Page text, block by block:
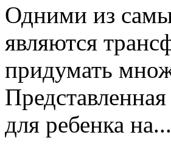
Одними из
являются
придумать
для ребенка на...